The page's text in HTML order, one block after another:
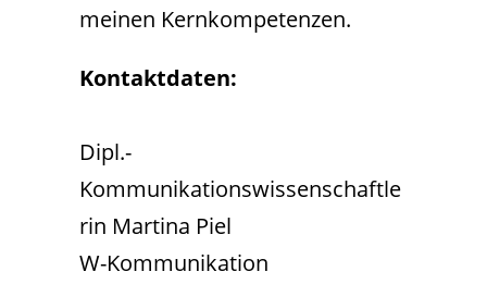
meinen Kernkompetenzen.
Kontaktdaten:
Dipl.-
Kommunikationswissenschaftle
rin Martina Piel
W-Kommunikation